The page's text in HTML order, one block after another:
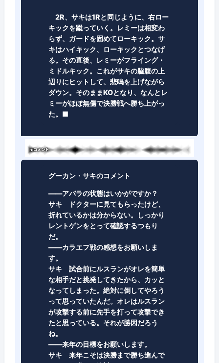
2R、サキは1Rと同じように、右ロー
キックを蹴っていく。レミーは相変わ
らず、ガードを固めてローキック。サ
キはハイキック、ローキックとつなげ
る。その直後、レミーがフライング・
ミドルキック。これがサキの脇腹の上
辺りにヒットして、悲鳴を上げながら
ダウン。そのままKOとなり、なんとレ
ミーがほぼ無傷で決勝戦へ勝ち上がっ
た。■
グーカン・サキのコメント
――アバラの状態はいかがですか？
サキ
ドクターに見てもらったけど、
折れているかは分からない。しっかり
レントゲンをとって確認するつもり
だ。
――カラエフ戦の感想をお願いしま
す。
サキ 試合前にルスランがオレを簡単
な相手だと挑発してきたから、カッと
なってしまった。絶対に倒してやろう
って思っていたんだ。オレはルスラン
が攻撃する前に先手を打って攻撃でき
たと思っている。それが勝因だろう
ね。
――来年の目標をお願いします。
サキ 来年こそは決勝まで勝ち進んで